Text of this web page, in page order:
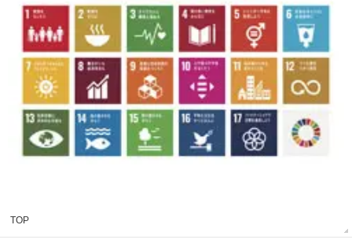
TOP